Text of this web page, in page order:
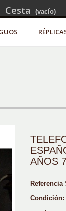
Cesta (vacío)
AÑOS
Referencia
Condición: